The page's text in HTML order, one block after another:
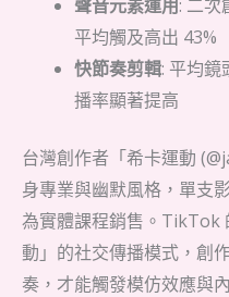
聲音元素運用: 二次
平均觸及高出 43%
快節奏剪輯: 平均鏡
播率顯著提高
台灣創作者「希卡運動
身專業與幽默風格，單支
為實體課程銷售。TikTok
動」的社交傳播模式，創
奏，才能觸發模仿效應與